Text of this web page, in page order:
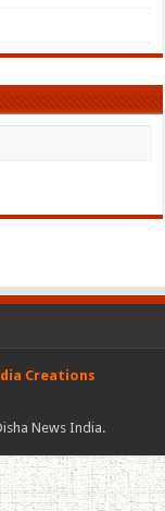
Creations
News India.